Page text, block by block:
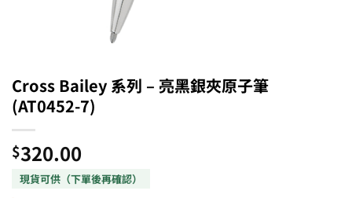
Cross Bailey 系列 – 亮黑銀夾原子筆
(AT0452-7)
$320.00